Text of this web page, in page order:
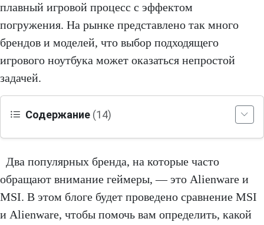
плавный игровой процесс с эффектом
погружения. На рынке представлено так много
брендов и моделей, что выбор подходящего
игрового ноутбука может оказаться непростой
задачей.
Содержание (14)
Два популярных бренда, на которые часто
обращают внимание геймеры, — это Alienware и
MSI. В этом блоге будет проведено сравнение MSI
и Alienware, чтобы помочь вам определить, какой